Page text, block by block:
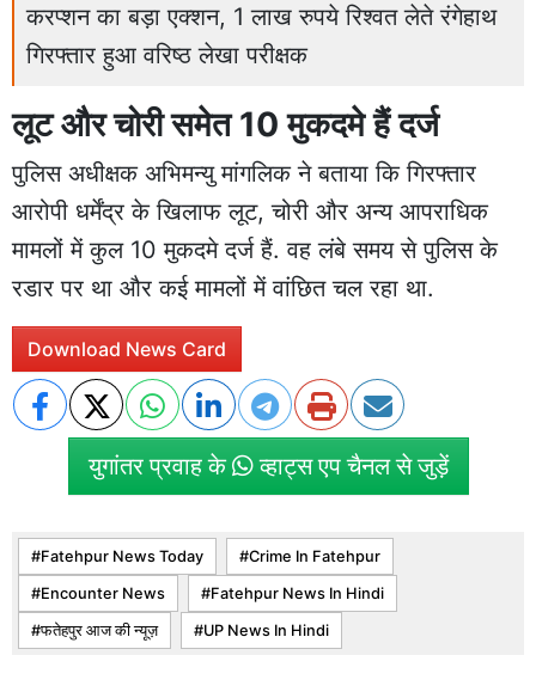
करप्शन का बड़ा एक्शन, 1 लाख रुपये रिश्वत लेते रंगेहाथ
गिरफ्तार हुआ वरिष्ठ लेखा परीक्षक
लूट और चोरी समेत 10 मुकदमे हैं दर्ज
पुलिस अधीक्षक अभिमन्यु मांगलिक ने बताया कि गिरफ्तार
आरोपी धर्मेंद्र के खिलाफ लूट, चोरी और अन्य आपराधिक
मामलों में कुल 10 मुकदमे दर्ज हैं. वह लंबे समय से पुलिस के
रडार पर था और कई मामलों में वांछित चल रहा था.
Download News Card
युगांतर प्रवाह के व्हाट्स एप चैनल से जुड़ें
Fatehpur News Today Crime In Fatehpur
Encounter News Fatehpur News In Hindi
फतेहपुर आज की न्यूज़ UP News In Hindi